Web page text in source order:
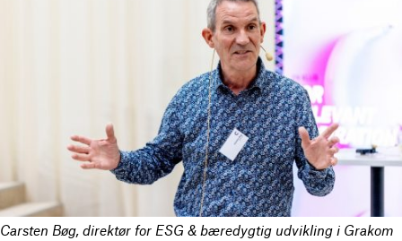
Carsten Bøg, direktør for ESG & bæredygtig udvikling i Grakom